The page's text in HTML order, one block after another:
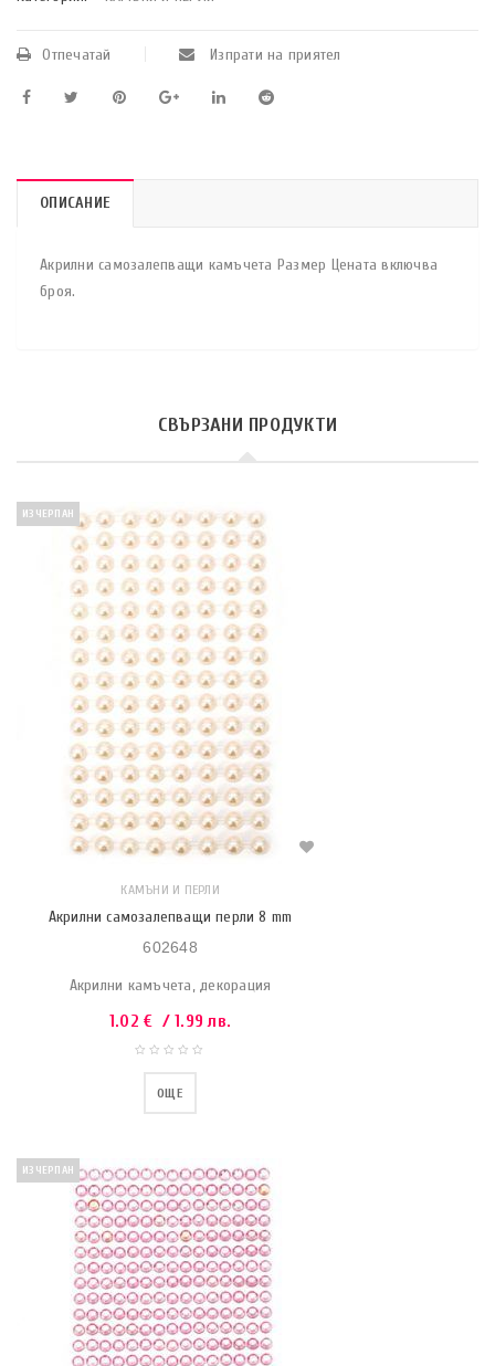
Отпечатай Изпрати на приятел
ОПИСАНИЕ
Акрилни самозалепващи камъчета Размер Цената включва
броя.
СВЪРЗАНИ ПРОДУКТИ
ИЗЧЕРПАН
КАМЪНИ И ПЕРЛИ
Акрилни самозалепващи перли 8 mm
602648
Акрилни камъчета, декорация
1.02€ / 1.99 лв.
ОЩЕ
ИЗЧЕРПАН